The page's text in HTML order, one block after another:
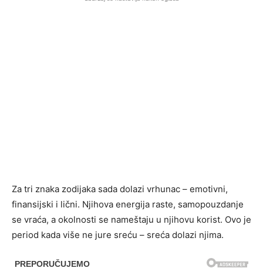
Za tri znaka zodijaka sada dolazi vrhunac – emotivni,
finansijski i lični. Njihova energija raste, samopouzdanje
se vraća, a okolnosti se nameštaju u njihovu korist. Ovo je
period kada više ne jure sreću – sreća dolazi njima.